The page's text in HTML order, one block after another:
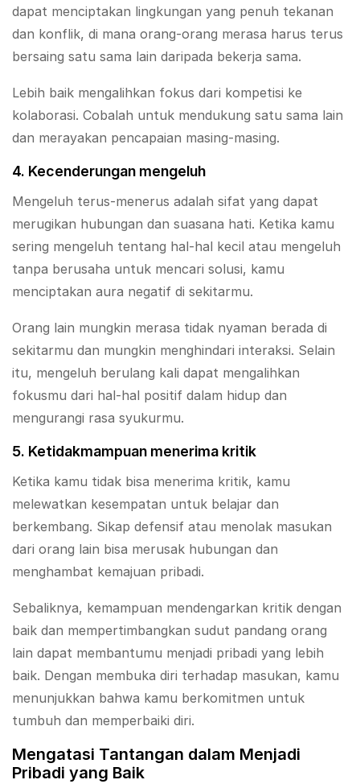
dapat menciptakan lingkungan yang penuh tekanan
dan konflik, di mana orang-orang merasa harus terus
bersaing satu sama lain daripada bekerja sama.
Lebih baik mengalihkan fokus dari kompetisi ke
kolaborasi. Cobalah untuk mendukung satu sama lain
dan merayakan pencapaian masing-masing.
4. Kecenderungan mengeluh
Mengeluh terus-menerus adalah sifat yang dapat
merugikan hubungan dan suasana hati. Ketika kamu
sering mengeluh tentang hal-hal kecil atau mengeluh
tanpa berusaha untuk mencari solusi, kamu
menciptakan aura negatif di sekitarmu.
Orang lain mungkin merasa tidak nyaman berada di
sekitarmu dan mungkin menghindari interaksi. Selain
itu, mengeluh berulang kali dapat mengalihkan
fokusmu dari hal-hal positif dalam hidup dan
mengurangi rasa syukurmu.
5. Ketidakmampuan menerima kritik
Ketika kamu tidak bisa menerima kritik, kamu
melewatkan kesempatan untuk belajar dan
berkembang. Sikap defensif atau menolak masukan
dari orang lain bisa merusak hubungan dan
menghambat kemajuan pribadi.
Sebaliknya, kemampuan mendengarkan kritik dengan
baik dan mempertimbangkan sudut pandang orang
lain dapat membantumu menjadi pribadi yang lebih
baik. Dengan membuka diri terhadap masukan, kamu
menunjukkan bahwa kamu berkomitmen untuk
tumbuh dan memperbaiki diri.
Mengatasi Tantangan dalam Menjadi
Pribadi yang Baik